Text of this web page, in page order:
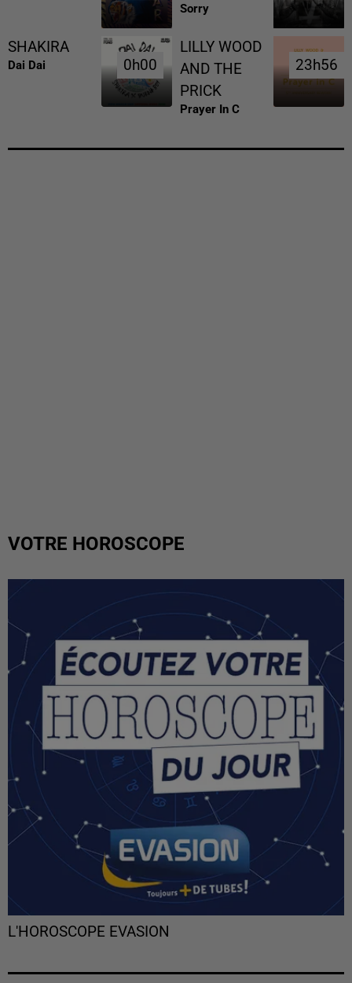
Sorry
SHAKIRA
Dai Dai 0h00
0h00
LILLY WOOD
AND THE
PRICK
Prayer In C
23h56
23h56
VOTRE HOROSCOPE
L'HOROSCOPE EVASION